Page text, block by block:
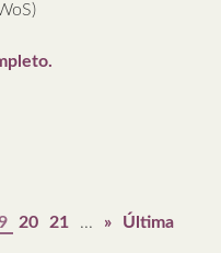
20 21 ... »
Última